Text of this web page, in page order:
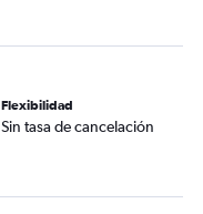
Flexibilidad
Sin tasa de cancelación